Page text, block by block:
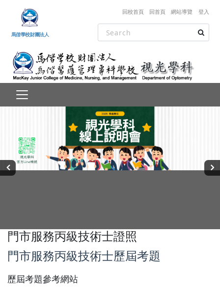
跳到主要內容
馬偕學校財團法人
回校首頁 回首頁 網站導覽 登入
‹ ›
門市服務丙級技術士證照
門市服務丙級技術士歷屆考題
歷屆考題參考網站